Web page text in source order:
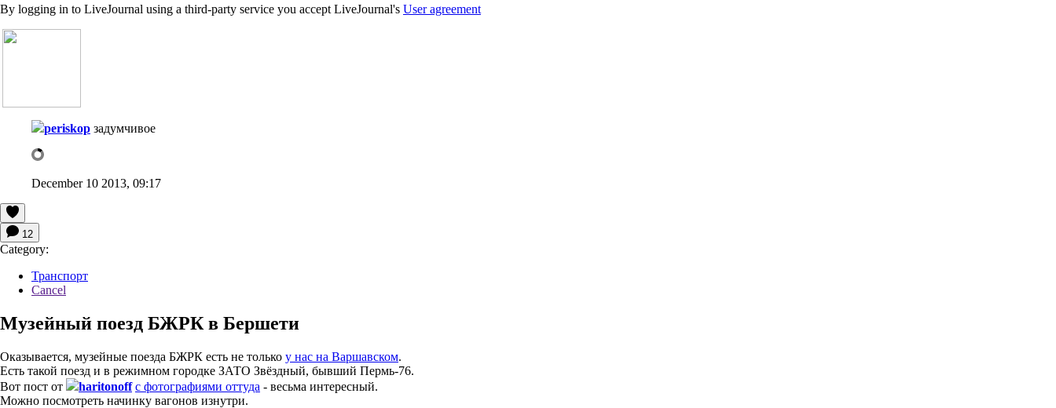
By logging in to LiveJournal using a third-party service you accept LiveJournal's User agreement
periskop задумчивое
December 10 2013, 09:17
12
Category:
Транспорт
Cancel
Музейный поезд БЖРК в Бершети
Оказывается, музейные поезда БЖРК есть не только у нас на Варшавском.
Есть такой поезд и в режимном городке ЗАТО Звёздный, бывший Пермь-76.
Вот пост от
haritonoff с фотографиями оттуда - весьма интересный.
Можно посмотреть начинку вагонов изнутри.